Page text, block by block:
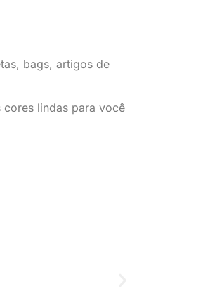
bags, artigos de
cores lindas para você